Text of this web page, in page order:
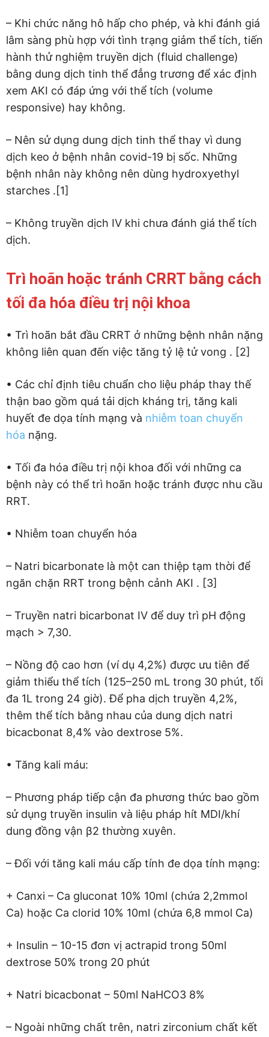
– Khi chức năng hô hấp cho phép, và khi đánh giá
lâm sàng phù hợp với tình trạng giảm thể tích, tiến
hành thử nghiệm truyền dịch (fluid challenge)
bằng dung dịch tinh thể đẳng trương để xác định
xem AKI có đáp ứng với thể tích (volume
responsive) hay không.
– Nên sử dụng dung dịch tinh thể thay vì dung
dịch keo ở bệnh nhân covid-19 bị sốc. Những
bệnh nhân này không nên dùng hydroxyethyl
starches .[1]
– Không truyền dịch IV khi chưa đánh giá thể tích
dịch.
Trì hoãn hoặc tránh CRRT bằng cách
tối đa hóa điều trị nội khoa
• Trì hoãn bắt đầu CRRT ở những bệnh nhân nặng
không liên quan đến việc tăng tỷ lệ tử vong . [2]
• Các chỉ định tiêu chuẩn cho liệu pháp thay thế
thận bao gồm quá tải dịch kháng trị, tăng kali
huyết đe dọa tính mạng và nhiễm toan chuyển
hóa nặng.
• Tối đa hóa điều trị nội khoa đối với những ca
bệnh này có thể trì hoãn hoặc tránh được nhu cầu
RRT.
• Nhiễm toan chuyển hóa
– Natri bicarbonate là một can thiệp tạm thời để
ngăn chặn RRT trong bệnh cảnh AKI . [3]
– Truyền natri bicarbonat IV để duy trì pH động
mạch > 7,30.
– Nồng độ cao hơn (ví dụ 4,2%) được ưu tiên để
giảm thiểu thể tích (125–250 mL trong 30 phút, tối
đa 1L trong 24 giờ). Để pha dịch truyền 4,2%,
thêm thể tích bằng nhau của dung dịch natri
bicacbonat 8,4% vào dextrose 5%.
• Tăng kali máu:
– Phương pháp tiếp cận đa phương thức bao gồm
sử dụng truyền insulin và liệu pháp hít MDI/khí
dung đồng vận β2 thường xuyên.
– Đối với tăng kali máu cấp tính đe dọa tính mạng:
+ Canxi – Ca gluconat 10% 10ml (chứa 2,2mmol
Ca) hoặc Ca clorid 10% 10ml (chứa 6,8 mmol Ca)
+ Insulin – 10-15 đơn vị actrapid trong 50ml
dextrose 50% trong 20 phút
+ Natri bicacbonat – 50ml NaHCO3 8%
– Ngoài những chất trên, natri zirconium chất kết